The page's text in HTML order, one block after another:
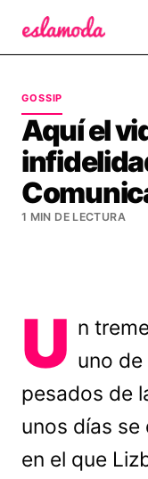
GOSSIP
Aquí el
1 MIN DE LECTURA
U n
uno
pesados de
unos días
en el que